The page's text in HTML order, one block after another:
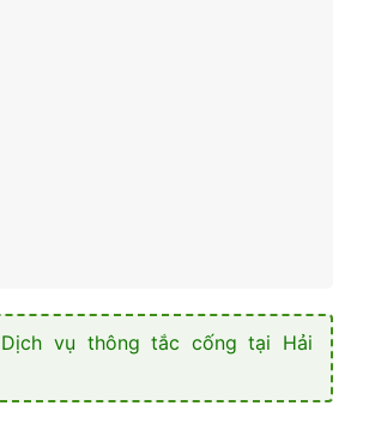
Dịch vụ thông tắc cống tại Hải